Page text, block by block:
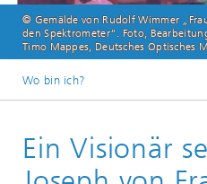
© Gemälde von Rudolf Wimmer
den Spektrometer“. Foto,
Timo Mappes, Deutsches Optisches
Wo bin ich?
Über Fraunhofer
Profil / Struktur
Ein Visionär